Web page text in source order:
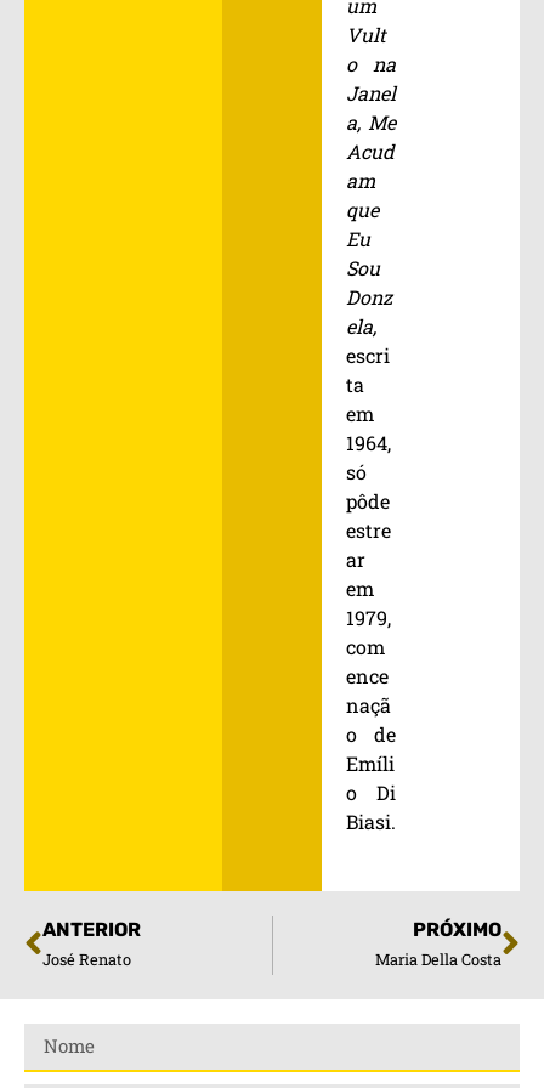
um
Vult
o na
Janel
a, Me
Acud
am
que
Eu
Sou
Donz
ela,
escri
ta
em
1964,
só
pôde
estre
ar
em
1979,
com
ence
naçã
o de
Emíli
o Di
Biasi.
ANTERIOR
José Renato
PRÓXIMO
Maria Della Costa